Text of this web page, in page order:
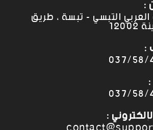
: التبسي - تبسة ، طريق
:
037/
037/
: